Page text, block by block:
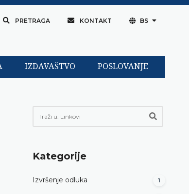
PRETRAGA KONTAKT BS
IZDAVAŠTVO POSLOVANJE
Kategorije
Izvršenje odluka 1